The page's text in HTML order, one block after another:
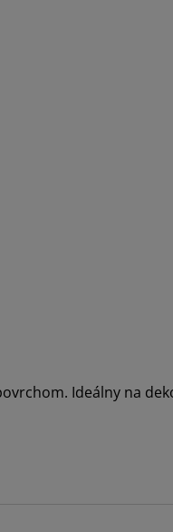
Ideálny na